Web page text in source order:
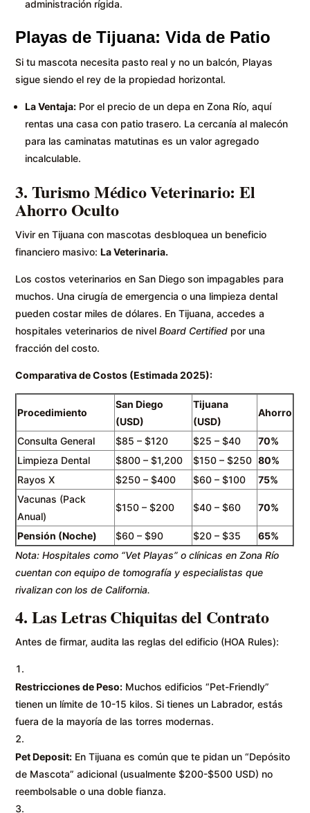
administración rígida.
Playas de Tijuana: Vida de Patio
Si tu mascota necesita pasto real y no un balcón, Playas
sigue siendo el rey de la propiedad horizontal.
La Ventaja: Por el precio de un depa en Zona Río, aquí
rentas una casa con patio trasero. La cercanía al malecón
para las caminatas matutinas es un valor agregado
incalculable.
3. Turismo Médico Veterinario: El
Ahorro Oculto
Vivir en Tijuana con mascotas desbloquea un beneficio
financiero masivo:La Veterinaria.
Los costos veterinarios en San Diego son impagables para
muchos. Una cirugía de emergencia o una limpieza dental
pueden costar miles de dólares. En Tijuana, accedes a
hospitales veterinarios de nivelBoard Certified por una
fracción del costo.
Comparativa de Costos (Estimada 2025):
Procedimiento
San Diego
(USD)
Tijuana
(USD)
Ahorro
Consulta General $85 – $120 $25 – $40
70%
Limpieza Dental
$800 – $1,200 $150 – $250 80%
Rayos X
$250 – $400 $60 – $100
75%
Vacunas (Pack
Anual)
$150 – $200 $40 – $60 70%
Pensión (Noche) $60 – $90 $20 – $35
65%
Nota: Hospitales como “Vet Playas” o clínicas en Zona Río
cuentan con equipo de tomografía y especialistas que
rivalizan con los de California.
4. Las Letras Chiquitas del Contrato
Antes de firmar, audita las reglas del edificio (HOA Rules):
Restricciones de Peso: Muchos edificios “Pet-Friendly”
tienen un límite de 10-15 kilos. Si tienes un Labrador, estás
fuera de la mayoría de las torres modernas.
Pet Deposit: En Tijuana es común que te pidan un “Depósito
de Mascota” adicional (usualmente $200-$500 USD) no
reembolsable o una doble fianza.